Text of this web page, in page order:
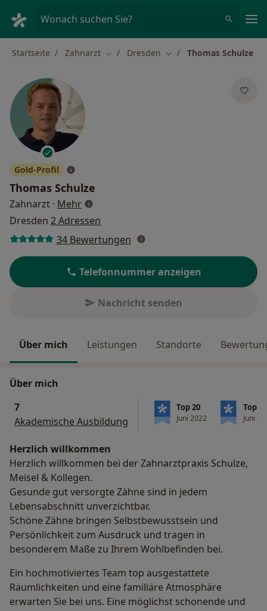
Wonach suchen Sie?
Startseite Zahnarzt Stadt ändern
Dresden Stadt ändern
Thomas Schulze
Gold-Profil
Thomas Schulze
Zahnarzt · Mehrüber Spezialisierungen
Dresden 2 Adressen
34 Bewertungen
Telefonnummer anzeigen
Nachricht senden
Über mich Leistungen Standorte
Über mich
7
Akademische Ausbildung
Top 20
Juni 2022
Top 20
Juni
Herzlich willkommen
Herzlich willkommen bei der Zahnarztpraxis Schulze,
Meisel & Kollegen.
Gesunde gut versorgte Zähne sind in jedem
Lebensabschnitt unverzichtbar.
Schöne Zähne bringen Selbstbewusstsein und
Persönlichkeit zum Ausdruck und tragen in
besonderem Maße zu Ihrem Wohlbefinden bei.
Ein hochmotiviertes Team top ausgestattete
Räumlichkeiten und eine familiäre Atmosphäre
erwarten Sie bei uns. Eine möglichst schonende und